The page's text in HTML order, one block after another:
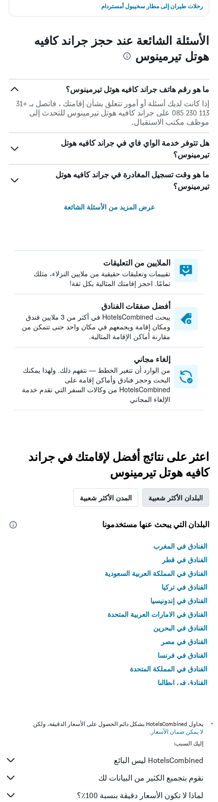
رحلات طيران إلى مطار سخيبول أمستردام
الأسئلة الشائعة عند حجز جراند كافيه
هوتل تيرمينوس
ما هو رقم هاتف جراند كافيه هوتل تيرمينوس؟
إذا كانت لديك أسئلة أو أمور تتعلق بشأن إقامتك ، فاتصل بـ +31
113 230 085 على جراند كافيه هوتل تيرمينوس للتحدث إلى
موظف مكتب الاستقبال.
هل تتوفر خدمة الواي فاي في جراند كافيه هوتل
تيرمينوس؟
ما هو وقت تسجيل المغادرة في جراند كافيه هوتل
تيرمينوس؟
عرض المزيد من الأسئلة الشائعة
الملايين من التعليقات
تقييمات وتعليقات حقيقية من ملايين النزلاء، مثلك
تمامًا. احجز إقامتك المثالية بكل ثقة!
أفضل صفقات الفنادق
يبحث HotelsCombined في أكثر من 3 ملايين فندق
ومكان إقامة ويجمعهم في مكان واحد حتى تتمكن من
مقارنة أماكن الإقامة المثالية.
إلغاء مجاني
من الوارد أن تتغير الخطط — نتفهم ذلك. ولهذا يمكنك
البحث وحجز فنادق وأماكن إقامة على
HotelsCombined من وكالات السفر التي تقدم خدمة
الإلغاء المجاني
اعثر على نتائج أفضل لإقامتك في جراند
كافيه هوتل تيرمينوس
البلدان الأكثر شعبية المدن الأكثر شعبية
البلدان التي يبحث عنها مستخدمونا
الفنادق في المغرب
الفنادق في قطر
الفنادق في المملكة العربية السعودية
الفنادق في تركيا
الفنادق في إندونيسيا
الفنادق في الامارات العربية المتحدة
الفنادق في البحرين
الفنادق في مصر
الفنادق في فرنسا
الفنادق في المملكة المتحدة
الفنادق في إيطاليا
*
يحاول HotelsCombined بشكل دائم الحصول على الأسعار الدقيقة، ولكن
لا يمكن ضمان الأسعار .
إليك السبب:
HotelsCombined ليس البائع
نقوم بتجميع الكثير من البيانات لك
لماذا لا تكون الأسعار دقيقة بنسبة 100٪؟